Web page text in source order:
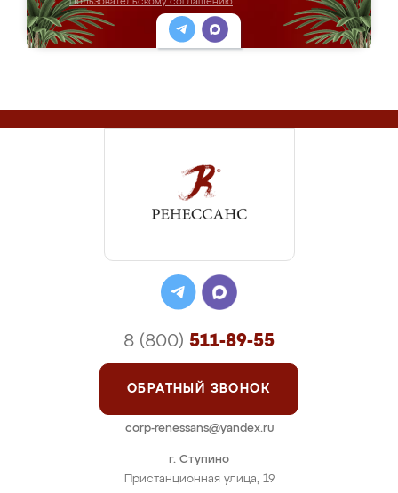
г. Ступино
Пристанционная улица, 19
8 (800) 511-89-55
ОБРАТНЫЙ ЗВОНОК
corp-renessans@yandex.ru